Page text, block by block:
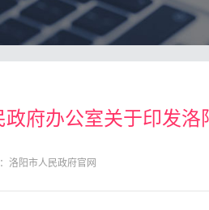
府办公室关于印发洛
洛阳市人民政府官网